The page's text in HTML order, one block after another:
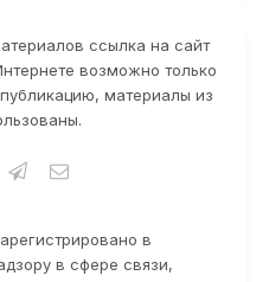
ссылка на сайт
возможно только
материалы из
в
в сфере связи,